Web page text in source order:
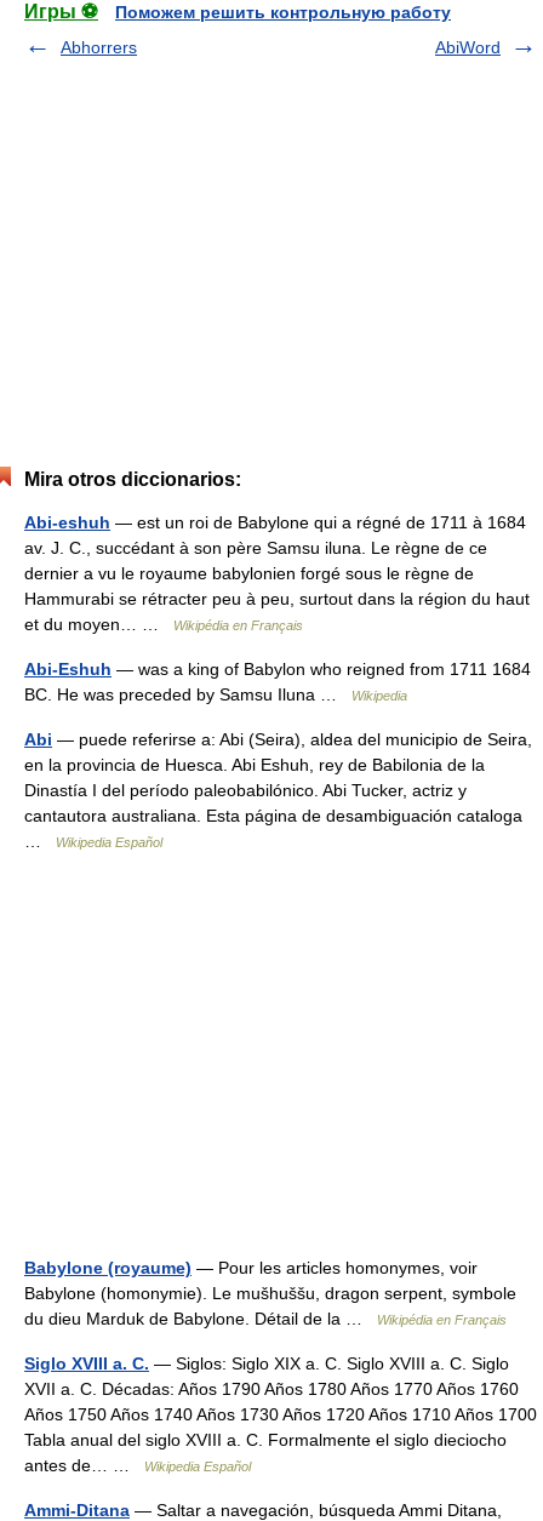
Игры ⚽
Поможем решить контрольную работу
Abhorrers
AbiWord
Mira otros diccionarios:
Abi-eshuh — est un roi de Babylone qui a régné de 1711 à 1684
av. J. C., succédant à son père Samsu iluna. Le règne de ce
dernier a vu le royaume babylonien forgé sous le règne de
Hammurabi se rétracter peu à peu, surtout dans la région du haut
et du moyen… …
Wikipédia en Français
Abi-Eshuh — was a king of Babylon who reigned from 1711 1684
BC. He was preceded by Samsu Iluna …
Wikipedia
Abi — puede referirse a: Abi (Seira), aldea del municipio de Seira,
en la provincia de Huesca. Abi Eshuh, rey de Babilonia de la
Dinastía I del período paleobabilónico. Abi Tucker, actriz y
cantautora australiana. Esta página de desambiguación cataloga
Wikipedia Español
Babylone (royaume) — Pour les articles homonymes, voir
Babylone (homonymie). Le mušhuššu, dragon serpent, symbole
du dieu Marduk de Babylone. Détail de la …
Wikipédia en Français
Siglo XVIII a. C. — Siglos: Siglo XIX a. C. Siglo XVIII a. C. Siglo
XVII a. C. Décadas: Años 1790 Años 1780 Años 1770 Años 1760
Años 1750 Años 1740 Años 1730 Años 1720 Años 1710 Años 1700
Tabla anual del siglo XVIII a. C. Formalmente el siglo dieciocho
antes de… …
Wikipedia Español
Ammi-Ditana — Saltar a navegación, búsqueda Ammi Ditana,